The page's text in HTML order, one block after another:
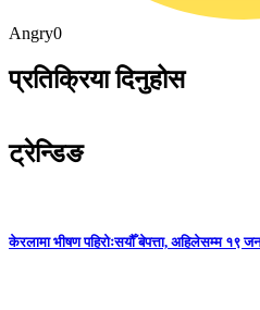
Angry0
प्रतिक्रिया दिनुहोस
ट्रेन्डिङ
केरलामा भीषण पहिरोःसयौँ बेपत्ता, अहिलेसम्म १९